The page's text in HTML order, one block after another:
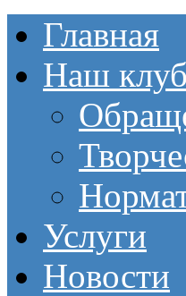
Главная
Наш клуб
Услуги
Новости